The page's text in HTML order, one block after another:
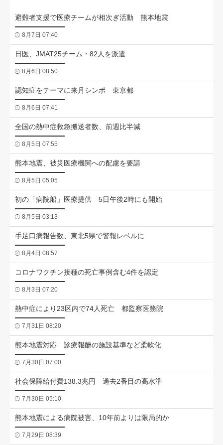
避難者支援で医療チームが相次ぎ活動 熊本地震
8月7日 07:40
日医、JMAT25チーム・82人を派遣
8月6日 08:50
認知症をテーマに来月シンポ 東京都
8月6日 07:41
全国の熱中症救急搬送者数、前週比半減
8月5日 07:55
熊本地震、被災医療機関への配慮を要請
8月5日 05:05
初の「病院船」医療提供 5日午後2時にも開始
8月5日 03:13
手足口病報告数、東北5県で警報レベルに
8月4日 08:57
コロナワクチン接種の死亡事例含む4件を認定
8月3日 07:20
熱中症により23区内で74人死亡 都監察医務院
7月31日 08:20
熊本地震対応 診療報酬の施設基準など柔軟化
7月30日 07:00
社会保障給付費138.3兆円 過去2番目の高水準
7月30日 05:10
熊本地震による病院被害、10年前よりは限局的か
7月29日 08:39